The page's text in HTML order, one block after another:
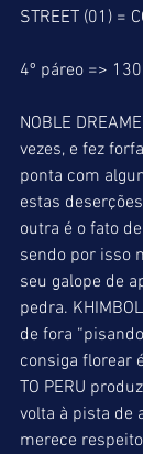
STREET (01) =
4º páreo =>
NOBLE
vezes, e fez
ponta com
estas
outra é o fato
sendo por isso
seu galope de
pedra.
de fora
consiga florear
TO PERU
volta à pista de
merece